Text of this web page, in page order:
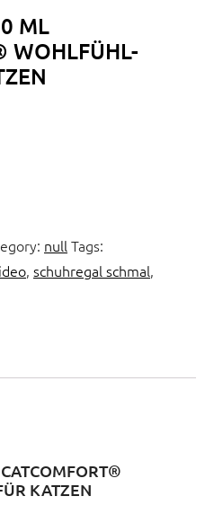
ML
WOHLFÜHL-
nullTags:
, schuhregal schmal,
KATZEN